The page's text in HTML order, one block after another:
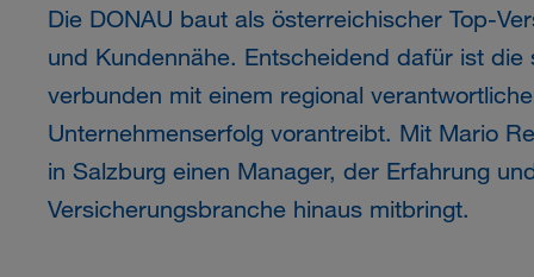
Die DONAU baut als österreichischer Top-
und Kundennähe. Entscheidend dafür ist die
verbunden mit einem regional
Unternehmenserfolg vorantreibt. Mit Mario
in Salzburg einen Manager, der Erfahrung
Versicherungsbranche hinaus mitbringt.